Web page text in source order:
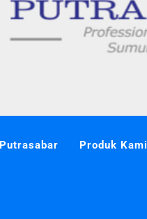
Produk Kami